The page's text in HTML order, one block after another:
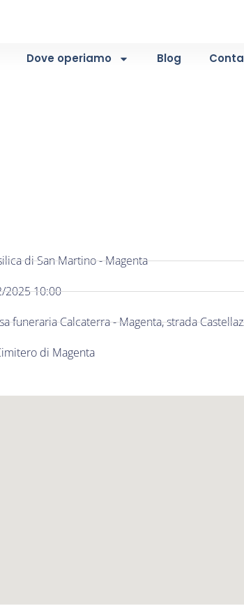
Dove operiamo Blog
di San Martino - Magenta
2025 10:00
funeraria Calcaterra - Magenta, strada
di Magenta